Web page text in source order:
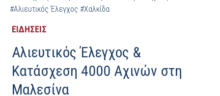
#Αλιευτικός Έλεγχος #Χαλκίδα
ΕΙΔΗΣΕΙΣ
Αλιευτικός Έλεγχος &
Κατάσχεση 4000 Αχινών στη
Μαλεσίνα